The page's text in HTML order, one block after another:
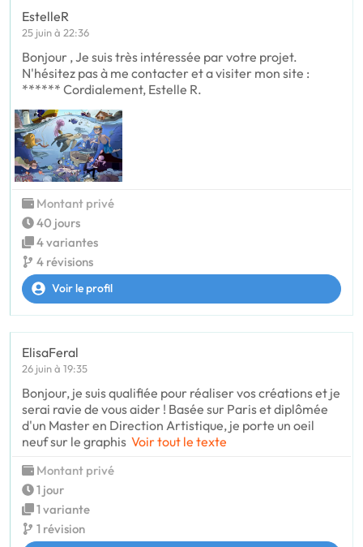
EstelleR
25 juin à 22:36
Bonjour , Je suis très intéressée par votre projet.
N'hésitez pas à me contacter et a visiter mon site :
****** Cordialement, Estelle R.
Montant privé
40 jours
4 variantes
4 révisions
Voir le profil
ElisaFeral
26 juin à 19:35
Bonjour, je suis qualifiée pour réaliser vos créations et je
serai ravie de vous aider ! Basée sur Paris et diplômée
d'un Master en Direction Artistique, je porte un oeil
neuf sur le graphis Voir tout le texte
Montant privé
1 jour
1 variante
1 révision